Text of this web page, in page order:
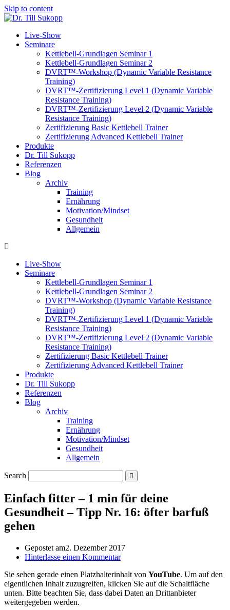
Skip to content
Live-Show
Seminare
Kettlebell-Grundlagen Seminar 1
Kettlebell-Grundlagen Seminar 2
DVRT™-Workshop (Dynamic Variable Resistance
Training)
DVRT™-Zertifizierung Level 1 (Dynamic Variable
Resistance Training)
DVRT™-Zertifizierung Level 2 (Dynamic Variable
Resistance Training)
Zertifizierung Basic Kettlebell Trainer
Zertifizierung Advanced Kettlebell Trainer
Produkte
Dr. Till Sukopp
Referenzen
Blog
Archiv
Training
Ernährung
Motivation/Mindset
Gesundheit
Allgemein
Live-Show
Seminare
Kettlebell-Grundlagen Seminar 1
Kettlebell-Grundlagen Seminar 2
DVRT™-Workshop (Dynamic Variable Resistance
Training)
DVRT™-Zertifizierung Level 1 (Dynamic Variable
Resistance Training)
DVRT™-Zertifizierung Level 2 (Dynamic Variable
Resistance Training)
Zertifizierung Basic Kettlebell Trainer
Zertifizierung Advanced Kettlebell Trainer
Produkte
Dr. Till Sukopp
Referenzen
Blog
Archiv
Training
Ernährung
Motivation/Mindset
Gesundheit
Allgemein
Search
Einfach fitter – 1 min für deine
Gesundheit – Tipp Nr. 16: öfter barfuß
gehen
Gepostet am2. Dezember 2017
Hinterlasse einen Kommentar
Sie sehen gerade einen Platzhalterinhalt von YouTube. Um auf den
eigentlichen Inhalt zuzugreifen, klicken Sie auf die Schaltfläche
unten. Bitte beachten Sie, dass dabei Daten an Drittanbieter
weitergegeben werden.